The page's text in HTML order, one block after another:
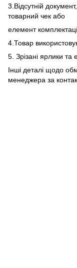
3.Відсутній
товарний чек або
елемент
4.Товар
5. Зрізані ярлики та
Інші деталі щодо
менеджера за